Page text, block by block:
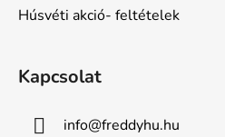
Húsvéti akció- feltételek
Kapcsolat
info@freddyhu.hu